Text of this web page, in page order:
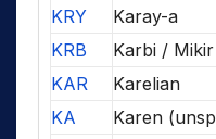
KRY
Karay-a
KRB
Karbi /
KAR
Karelian
KA
Karen